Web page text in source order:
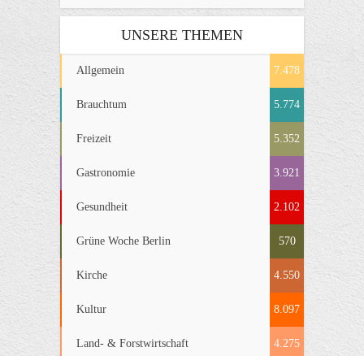
UNSERE THEMEN
Allgemein 7.478
Brauchtum 5.774
Freizeit 5.352
Gastronomie 3.921
Gesundheit 2.102
Grüne Woche Berlin 570
Kirche 4.550
Kultur 8.097
Land- & Forstwirtschaft 4.275